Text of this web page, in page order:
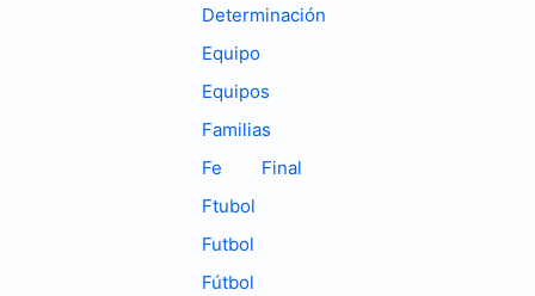
Determinación
Equipo
Equipos
Familias
Fe
Final
Ftubol
Futbol
Fútbol